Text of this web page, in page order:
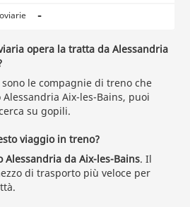
-
opera la tratta da Alessandria
le compagnie di treno che
Aix-les-Bains, puoi
su gopili.
viaggio in treno?
da Aix-les-Bains. Il
di trasporto più veloce per